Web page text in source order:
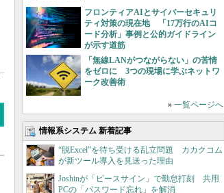
フロンティアAIとサイバーセキュリ
ティ対策の現在地 「17万行のAIコ
ード分析」事例と公的ガイドライン
が示す道筋
「無線LANがつながらない」の苦情
をゼロに 3つの現場に学ぶネットワ
ーク改善術
» 一覧ページへ
情報系システム 新着記事
“脱Excel”を待ち受ける乱立問題 カカクコム
が新ツール導入を見送った理由
Joshinが「ピースサイン」で勤怠打刻 共用
PCの「パスワード忘れ」を解消